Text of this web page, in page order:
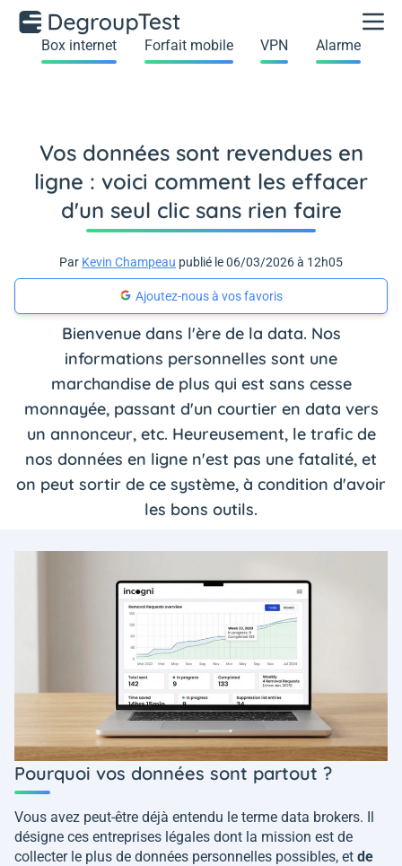
Box internet Forfait mobile VPN Alarme
Vos données sont revendues en
ligne : voici comment les effacer
d'un seul clic sans rien faire
Par Kevin Champeau publié le 06/03/2026 à 12h05
Ajoutez-nous à vos favoris
Bienvenue dans l'ère de la data. Nos
informations personnelles sont une
marchandise de plus qui est sans cesse
monnayée, passant d'un courtier en data vers
un annonceur, etc. Heureusement, le trafic de
nos données en ligne n'est pas une fatalité, et
on peut sortir de ce système, à condition d'avoir
les bons outils.
Pourquoi vos données sont partout ?
Vous avez peut-être déjà entendu le terme data brokers. Il
désigne ces entreprises légales dont la mission est de
collecter le plus de données personnelles possibles, et de